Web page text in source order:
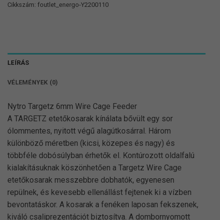
Cikkszám: foutlet_energo-Y2200110
LEÍRÁS
VÉLEMÉNYEK (0)
Nytro Targetz 6mm Wire Cage Feeder
A TARGETZ etetőkosarak kínálata bővült egy sor
ólommentes, nyitott végű alagútkosárral. Három
különböző méretben (kicsi, közepes és nagy) és
többféle dobósúlyban érhetők el. Kontúrozott oldalfalú
kialakításuknak köszönhetően a Targetz Wire Cage
etetőkosarak messzebbre dobhatók, egyenesen
repülnek, és kevesebb ellenállást fejtenek ki a vízben
bevontatáskor. A kosarak a fenéken laposan fekszenek,
kiváló csaliprezentációt biztosítva. A dombornyomott